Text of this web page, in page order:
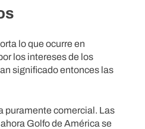
lo que ocurre en
los intereses de los
significado entonces las
puramente comercial. Las
Golfo de América se